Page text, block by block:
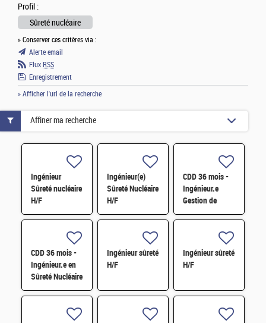
Profil :
Sûreté nucléaire
» Conserver ces critères via :
Alerte email
Flux RSS
Enregistrement
» Afficher l'url de la recherche
Ingénieur
Sûreté nucléaire
H/F
Ingénieur(e)
Sûreté Nucléaire
H/F
CDD 36 mois -
Ingénieur.e
Gestion de
configuration et
Exploitation des
INB
CDD 36 mois -
Ingénieur.e en
Sûreté Nucléaire
- 5 ans
Ingénieur sûreté
H/F
Ingénieur sûreté
H/F
Affiner ma recherche